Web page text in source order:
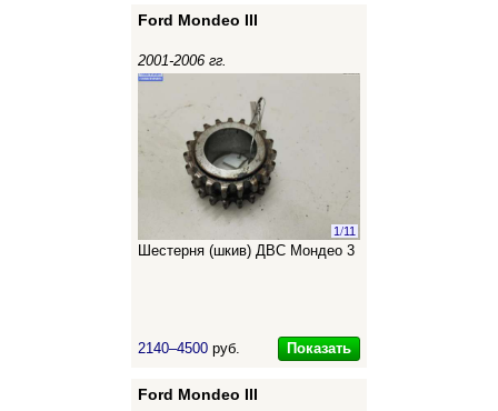
Ford Mondeo III
2001-2006 гг.
1/11
Шестерня (шкив) ДВС Мондео 3
2140–4500 руб. Показать
Ford Mondeo III